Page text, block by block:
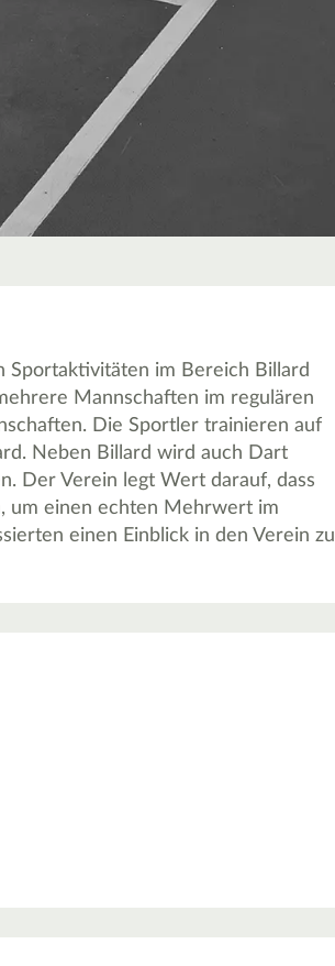
Sportaktivitäten im Bereich Billard
Mannschaften im regulären
Die Sportler trainieren auf
Neben Billard wird auch Dart
Der Verein legt Wert darauf, dass
um einen echten Mehrwert im
einen Einblick in den Verein zu